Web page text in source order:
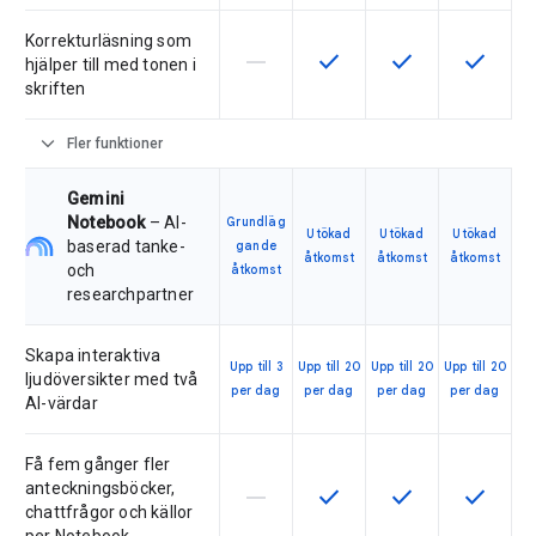
Korrekturläsning som
hjälper till med tonen i
skriften
Den här funktionen stöds inte av
horizontal_rule Den här funktionen är
check Den här
check Den här
check
expand_more Fler funktioner
Gemini
Notebook– AI-
baserad tanke-
och
researchpartner
Grundläg
gande
åtkomst
Utökad
åtkomst
Utökad
åtkomst
Utökad
åtkomst
Skapa interaktiva
ljudöversikter med två
AI-värdar
Upp till 3
per dag
Upp till 20
per dag
Upp till 20
per dag
Upp till 20
per dag
Få fem gånger fler
anteckningsböcker,
chattfrågor och källor
Den här funktionen stöds inte av
horizontal_rule Den här funktionen är
check Den här
check Den här
check